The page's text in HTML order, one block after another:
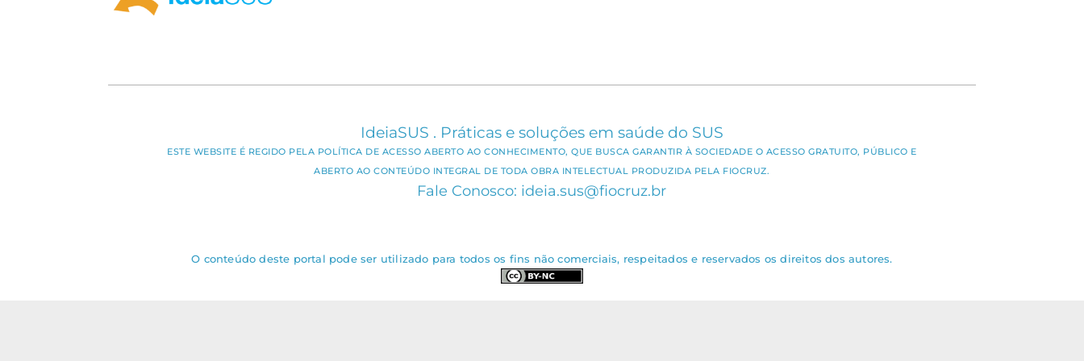
IdeiaSUS . Práticas e soluções em saúde do SUS
ESTE WEBSITE É REGIDO PELA POLÍTICA DE ACESSO ABERTO AO CONHECIMENTO, QUE BUSCA GARANTIR À SOCIEDADE O ACESSO GRATUITO, PÚBLICO E
ABERTO AO CONTEÚDO INTEGRAL DE TODA OBRA INTELECTUAL PRODUZIDA PELA FIOCRUZ.
Fale Conosco: ideia.sus@fiocruz.br
O conteúdo deste portal pode ser utilizado para todos os fins não comerciais, respeitados e reservados os direitos dos autores.